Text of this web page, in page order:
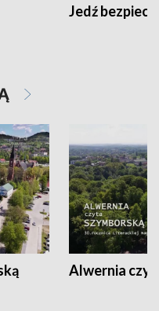
Jedź
Alwernia